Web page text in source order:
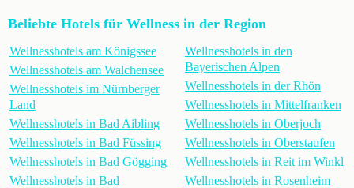
Beliebte Hotels für Wellness in der Region
Wellnesshotels am Königssee
Wellnesshotels am Walchensee
Wellnesshotels im Nürnberger
Land
Wellnesshotels in Bad Aibling
Wellnesshotels in Bad Füssing
Wellnesshotels in Bad Gögging
Wellnesshotels in Bad
Wellnesshotels in den
Bayerischen Alpen
Wellnesshotels in der Rhön
Wellnesshotels in Mittelfranken
Wellnesshotels in Oberjoch
Wellnesshotels in Oberstaufen
Wellnesshotels in Reit im Winkl
Wellnesshotels in Rosenheim